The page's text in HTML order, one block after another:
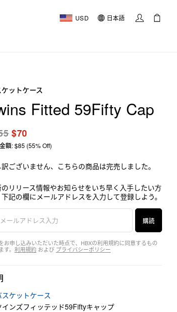
USD 日本語
ットケース
Fitted 59Fifty Cap
$70
額: $85 (55% Off)
ございません、こちらの商品は完売しました。
リリース情報やお知らせをいち早く入手したい方
記の欄にメールアドレスを入力して登録しよう。
購読
お申し込みいただいた時点で、HBXの利用規約に同意するもの
す。 利用規約 および プライバシーポリシー
スケットケース
インズフィッテッド59Fiftyキャップ